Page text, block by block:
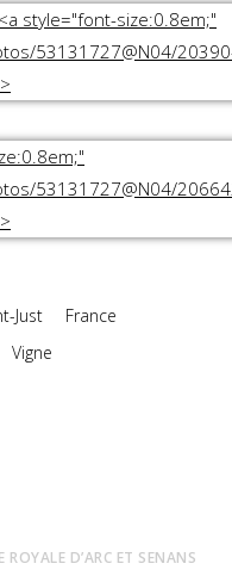
Just
France
Vigne
D’ARC ET SENANS